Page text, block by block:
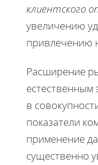
клиентского
увеличению
привлечению
Расширение
естественным
в
показатели
применение
существенно